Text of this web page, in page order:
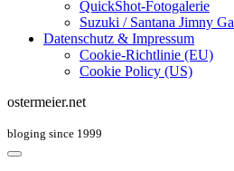
QuickShot-Fotogalerie
Suzuki / Santana Jimny
Datenschutz & Impressum
Cookie-Richtlinie (EU)
Cookie Policy (US)
ostermeier.net
bloging since 1999